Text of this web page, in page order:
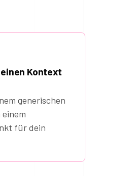
Kontext
generischen
für dein